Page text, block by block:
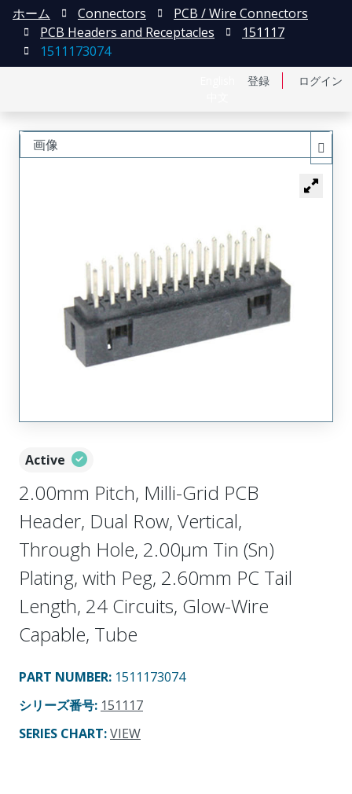
登録 ログイン
ホーム Connectors
PCB / Wire Connectors
PCB Headers and Receptacles
151117
1511173074
Active
2.00mm Pitch, Milli-Grid PCB
Header, Dual Row, Vertical,
Through Hole, 2.00µm Tin (Sn)
Plating, with Peg, 2.60mm PC Tail
Length, 24 Circuits, Glow-Wire
Capable, Tube
PART NUMBER: 1511173074
シリーズ番号: 151117
SERIES CHART:VIEW
画像